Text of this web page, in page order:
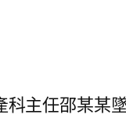
主任邵某某